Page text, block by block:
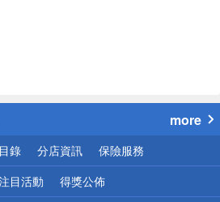
送
請小心！
more
錄 分店資訊 保險服務
目活動 得獎公佈